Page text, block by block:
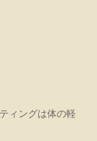
ィングは体の軽